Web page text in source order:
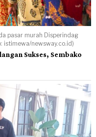
pasar murah Disperindag
istimewa/newsway.co.id)
Sukses, Sembako